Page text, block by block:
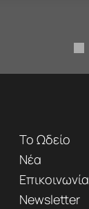
Το Ωδείο
Νέα
Επικοινωνία
Newsletter